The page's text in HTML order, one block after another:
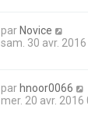
par Novice
sam. 30 avr.
par hnoor0066
mer. 20 avr. 2016